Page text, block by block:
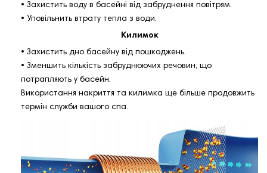
• Захистить воду в басейні від забруднення повітрям.
• Уповільнить втрату тепла з води.
Килимок
• Захистить дно басейну від пошкоджень.
• Зменшить кількість забруднюючих речовин, що
потрапляють у басейн.
Використання накриття та килимка ще більше продовжить
термін служби вашого спа.